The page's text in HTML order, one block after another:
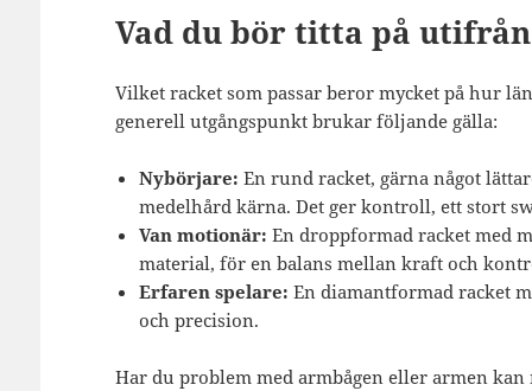
Vad du bör titta på
Vilket racket som passar beror mycket på hur
generell utgångspunkt brukar följande gälla:
Nybörjare: En rund racket, gärna något
medelhård kärna. Det ger kontroll, ett stort
Van motionär: En droppformad racket med
material, för en balans mellan kraft och
Erfaren spelare: En diamantformad racket
och precision.
Har du problem med armbågen eller armen